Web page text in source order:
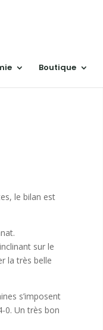
Boutique
le bilan est
sur le
la très belle
s’imposent
0. Un très bon